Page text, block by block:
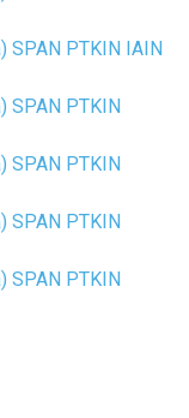
SPAN PTKIN IAIN
SPAN PTKIN
SPAN PTKIN
SPAN PTKIN
SPAN PTKIN